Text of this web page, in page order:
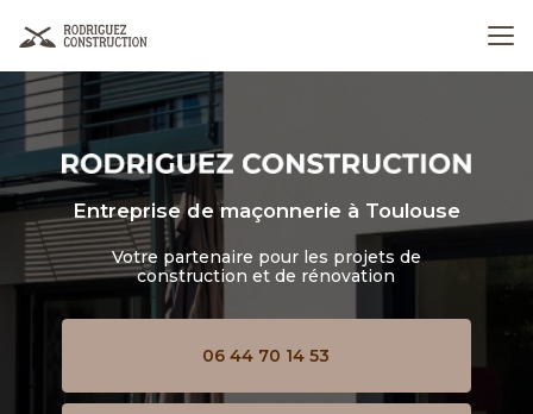
principal
Entreprise de maçonnerie à Toulouse
Votre partenaire pour les projets de
construction et de rénovation
06 44 70 14 53